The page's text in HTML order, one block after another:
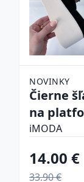
NOVINKY
Čierne
na
iMODA
14.00 €
33.90 €